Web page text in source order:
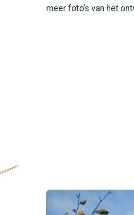
meer foto’s van het